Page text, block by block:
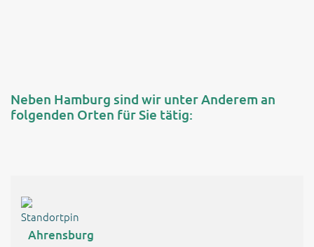
Neben Hamburg sind wir unter Anderem an
folgenden Orten für Sie tätig:
Ahrensburg